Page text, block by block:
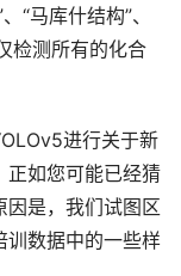
“马库什结构”、
检测所有的化合
进行关于新
正如您可能已经猜
因是，我们试图区
训数据中的一些样